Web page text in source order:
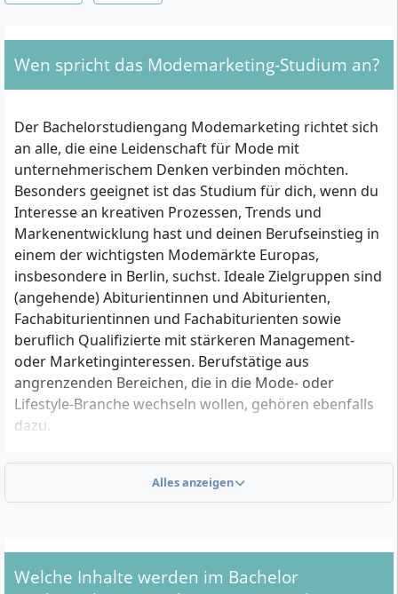
Wen spricht das Modemarketing-Studium an?
Der Bachelorstudiengang Modemarketing richtet sich
an alle, die eine Leidenschaft für Mode mit
unternehmerischem Denken verbinden möchten.
Besonders geeignet ist das Studium für dich, wenn du
Interesse an kreativen Prozessen, Trends und
Markenentwicklung hast und deinen Berufseinstieg in
einem der wichtigsten Modemärkte Europas,
insbesondere in Berlin, suchst. Ideale Zielgruppen sind
(angehende) Abiturientinnen und Abiturienten,
Fachabiturientinnen und Fachabiturienten sowie
beruflich Qualifizierte mit stärkeren Management-
oder Marketinginteressen. Berufstätige aus
angrenzenden Bereichen, die in die Mode- oder
Lifestyle-Branche wechseln wollen, gehören ebenfalls
dazu.
Welche formalen Voraussetzungen musst du
erfüllen?
folgenden Abschlüsse:
Alles anzeigen
Welche Inhalte werden im Bachelor